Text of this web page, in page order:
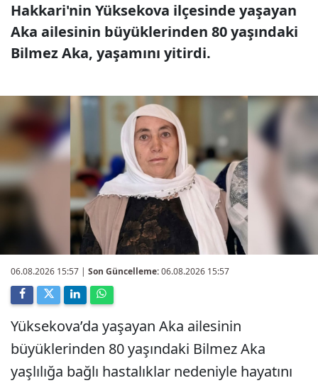
Hakkari'nin Yüksekova ilçesinde yaşayan
Aka ailesinin büyüklerinden 80 yaşındaki
Bilmez Aka, yaşamını yitirdi.
06.08.2026 15:57 | Son Güncelleme:06.08.2026 15:57
Yüksekova’da yaşayan Aka ailesinin
büyüklerinden 80 yaşındaki Bilmez Aka
yaşlılığa bağlı hastalıklar nedeniyle hayatını